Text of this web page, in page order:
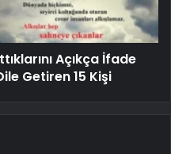
Açıkça İfade
Getiren 15 Kişi